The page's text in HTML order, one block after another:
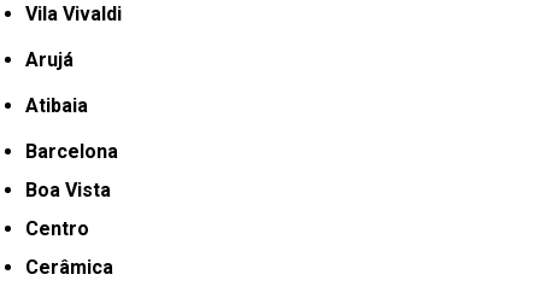
Vila Vivaldi
Arujá
Atibaia
Barcelona
Boa Vista
Centro
Cerâmica